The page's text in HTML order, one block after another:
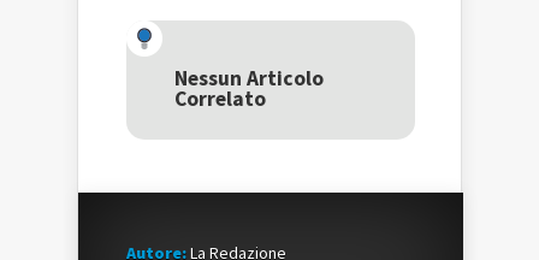
una
nuova
finestra)
nuova
finestra)
una
nuova
Nessun Articolo
Correlato
Autore:La Redazione